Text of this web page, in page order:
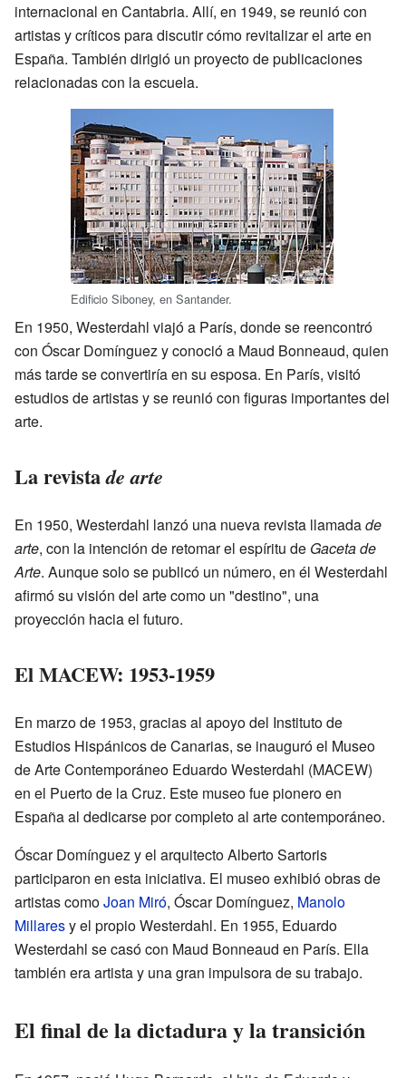
internacional en Cantabria. Allí, en 1949, se reunió con
artistas y críticos para discutir cómo revitalizar el arte en
España. También dirigió un proyecto de publicaciones
relacionadas con la escuela.
Edificio Siboney, en Santander.
En 1950, Westerdahl viajó a París, donde se reencontró
con Óscar Domínguez y conoció a Maud Bonneaud, quien
más tarde se convertiría en su esposa. En París, visitó
estudios de artistas y se reunió con figuras importantes del
arte.
La revistade arte
En 1950, Westerdahl lanzó una nueva revista llamadade
arte, con la intención de retomar el espíritu de Gaceta de
Arte. Aunque solo se publicó un número, en él Westerdahl
afirmó su visión del arte como un "destino", una
proyección hacia el futuro.
El MACEW: 1953-1959
En marzo de 1953, gracias al apoyo del Instituto de
Estudios Hispánicos de Canarias, se inauguró el Museo
de Arte Contemporáneo Eduardo Westerdahl (MACEW)
en el Puerto de la Cruz. Este museo fue pionero en
España al dedicarse por completo al arte contemporáneo.
Óscar Domínguez y el arquitecto Alberto Sartoris
participaron en esta iniciativa. El museo exhibió obras de
artistas comoJoan Miró, Óscar Domínguez, Manolo
Millaresy el propio Westerdahl. En 1955, Eduardo
Westerdahl se casó con Maud Bonneaud en París. Ella
también era artista y una gran impulsora de su trabajo.
El final de la dictadura y la transición